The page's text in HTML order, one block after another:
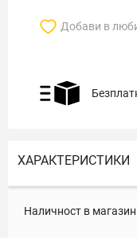
Добави в
ХАРАКТЕРИСТИКИ
Наличност в